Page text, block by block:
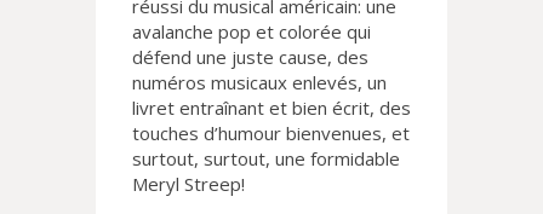
réussi du musical américain: une
avalanche pop et colorée qui
défend une juste cause, des
numéros musicaux enlevés, un
livret entraînant et bien écrit, des
touches d’humour bienvenues, et
surtout, surtout, une formidable
Meryl Streep!